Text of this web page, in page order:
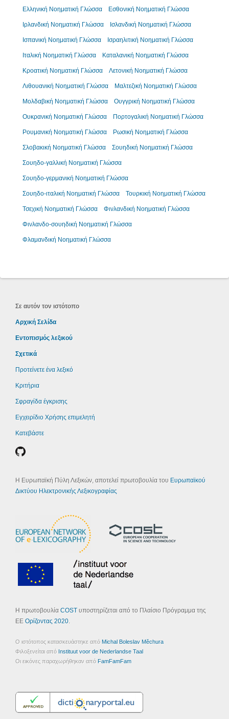
Ελληνική Νοηματική Γλώσσα Εσθονική Νοηματική Γλώσσα
Ιρλανδική Νοηματική Γλώσσα Ισλανδική Νοηματική Γλώσσα
Ισπανική Νοηματική Γλώσσα Ισραηλιτική Νοηματική Γλώσσα
Ιταλική Νοηματική Γλώσσα Καταλανική Νοηματική Γλώσσα
Κροατική Νοηματική Γλώσσα Λετονική Νοηματική Γλώσσα
Λιθουανική Νοηματική Γλώσσα Μαλτεζική Νοηματική Γλώσσα
Μολδαβική Νοηματική Γλώσσα Ουγγρική Νοηματική Γλώσσα
Ουκρανική Νοηματική Γλώσσα Πορτογαλική Νοηματική Γλώσσα
Ρουμανική Νοηματική Γλώσσα Ρωσική Νοηματική Γλώσσα
Σλοβακική Νοηματική Γλώσσα Σουηδική Νοηματική Γλώσσα
Σουηδο-γαλλική Νοηματική Γλώσσα
Σουηδο-γερμανική Νοηματική Γλώσσα
Σουηδο-ιταλική Νοηματική Γλώσσα Τουρκική Νοηματική Γλώσσα
Τσεχική Νοηματική Γλώσσα Φινλανδική Νοηματική Γλώσσα
Φινλανδο-σουηδική Νοηματική Γλώσσα
Φλαμανδική Νοηματική Γλώσσα
Σε αυτόν τον ιστότοπο
Αρχική Σελίδα
Εντοπισμός λεξικού
Σχετικά
Προτείνετε ένα λεξικό
Κριτήρια
Σφραγίδα έγκρισης
Εγχειρίδιο Χρήσης επιμελητή
Κατεβάστε
Η Ευρωπαϊκή Πύλη Λεξικών, αποτελεί πρωτοβουλία του Ευρωπαϊκού
Δικτύου Ηλεκτρονικής Λεξικογραφίας
Η πρωτοβουλία COSTυποστηρίζεται από το Πλαίσιο Πρόγραμμα της
ΕΕ Ορίζοντας 2020.
Ο ιστότοπος κατασκευάστηκε από Michal Boleslav Měchura
Φιλοξενείται από Instituut voor de Nederlandse Taal
Οι εικόνες παραχωρήθηκαν από FamFamFam